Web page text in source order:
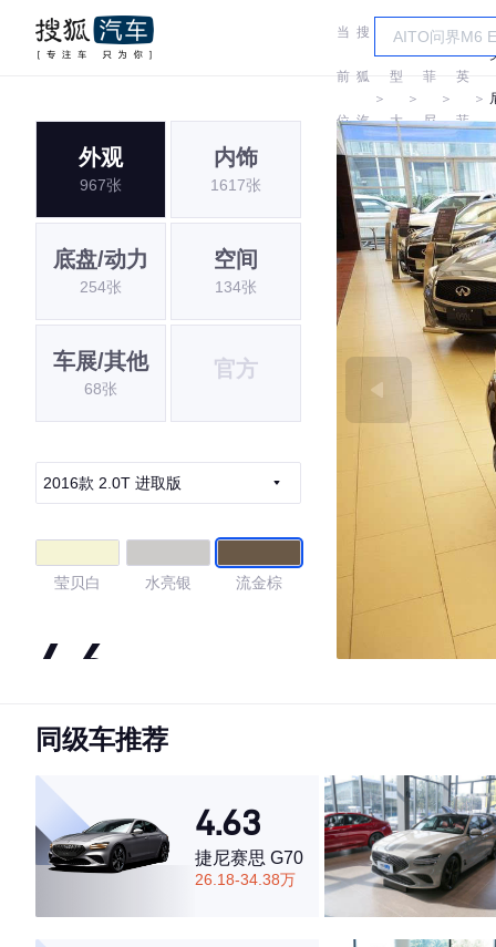
当
前
位
置:
搜
狐
汽
车
＞
车
型
大
全
＞
英
菲
尼
迪
＞
风
英
菲
尼
迪
＞
外观
967张
内饰
1617张
底盘/动力
254张
空间
134张
车展/其他
68张
官方
2016款 2.0T 进取版
莹贝白 水亮银 流金棕
4.6
·外观表现较为优秀，优于65%同级车
·空间表现一般，低于71%同级车
同级车推荐
4.63
捷尼赛思 G70
26.18-34.38万